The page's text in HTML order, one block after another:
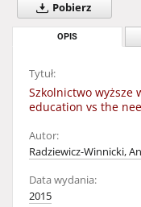
Pobierz
OPIS
Tytuł:
Szkolnictwo wyższe
education vs the
Autor:
Radziewicz-Winnicki,
Data wydania:
2015